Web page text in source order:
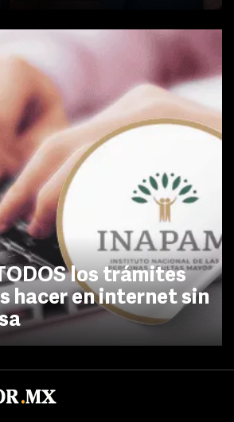
los trámites
hacer en internet sin